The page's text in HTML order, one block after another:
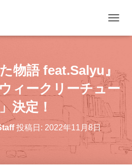
物語 feat.Salyu』
ィークリーチュー
決定！
投稿日: 2022年11月8日